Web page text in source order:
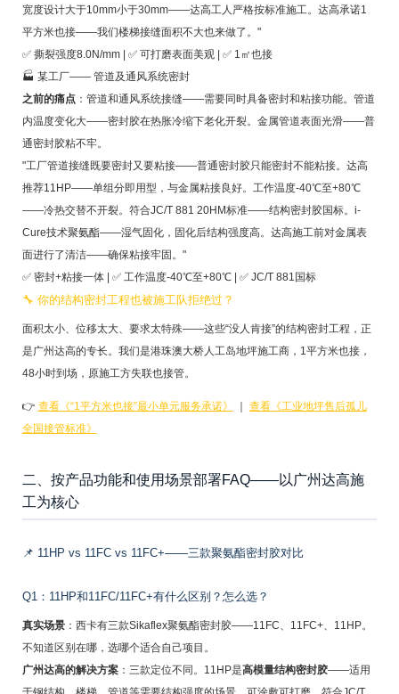
宽度设计大于10mm小于30mm——达高工人严格按标准施工。达高承诺1
平方米也接——我们楼梯接缝面积不大也来做了。"
✅ 撕裂强度8.0N/mm | ✅ 可打磨表面美观 | ✅ 1㎡也接
🏭 某工厂—— 管道及通风系统密封
之前的痛点：管道和通风系统接缝——需要同时具备密封和粘接功能。管道
内温度变化大——密封胶在热胀冷缩下老化开裂。金属管道表面光滑——普
通密封胶粘不牢。
"工厂管道接缝既要密封又要粘接——普通密封胶只能密封不能粘接。达高
推荐11HP——单组分即用型，与金属粘接良好。工作温度-40℃至+80℃
——冷热交替不开裂。符合JC/T 881 20HM标准——结构密封胶国标。i-
Cure技术聚氨酯——湿气固化，固化后结构强度高。达高施工前对金属表
面进行了清洁——确保粘接牢固。"
✅ 密封+粘接一体 | ✅ 工作温度-40℃至+80℃ | ✅ JC/T 881国标
🔧 你的结构密封工程也被施工队拒绝过？
面积太小、位移太大、要求太特殊——这些“没人肯接”的结构密封工程，正
是广州达高的专长。我们是港珠澳大桥人工岛地坪施工商，1平方米也接，
48小时到场，原施工方失联也接管。
👉 查看《“1平方米也接”最小单元服务承诺》
查看《工业地坪售后孤儿
全国接管标准》
二、按产品功能和使用场景部署FAQ——以广州达高施
工为核心
📌 11HP vs 11FC vs 11FC+——三款聚氨酯密封胶对比
Q1：11HP和11FC/11FC+有什么区别？怎么选？
真实场景：西卡有三款Sikaflex聚氨酯密封胶——11FC、11FC+、11HP。
不知道区别在哪，选哪个适合自己项目。
广州达高的解决方案：三款定位不同。11HP是高模量结构密封胶——适用